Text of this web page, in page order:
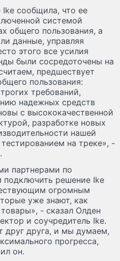
Ike сообщила, что ее
системой
общего пользования, а
данные, управляя
этого все усилия
были сосредоточены на
предшествует
пользования:
требований,
надежных средств
с высококачественной
разработке новых
нашей
на треке», -
партнерами по
подключить решение Ike
огромным
уже знают, как
- сказал Олден
и соучредитель Ike.
друг друга, и мы думаем,
прогресса,
он.